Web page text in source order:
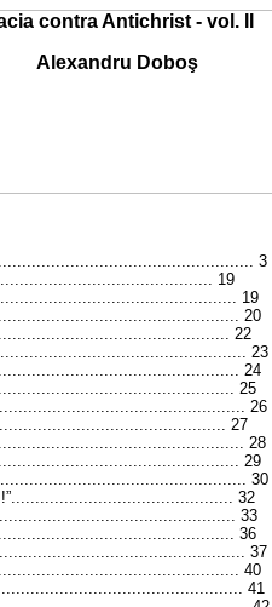
contra Antichrist - vol. II
Alexandru Doboş
3
19
19
20
22
23
24
25
26
27
28
29
30
32
33
36
37
40
41